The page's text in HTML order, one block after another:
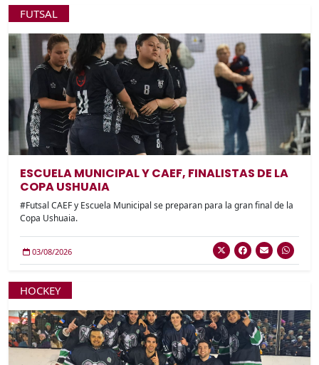
FUTSAL
ESCUELA MUNICIPAL Y CAEF, FINALISTAS DE LA
COPA USHUAIA
#Futsal CAEF y Escuela Municipal se preparan para la gran final de la
Copa Ushuaia.
03/08/2026
HOCKEY